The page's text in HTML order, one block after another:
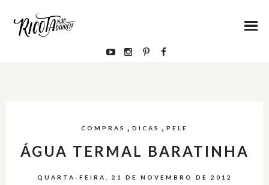
COMPRAS , DICAS , PELE
ÁGUA TERMAL BARATINHA
QUARTA-FEIRA, 21 DE NOVEMBRO DE 2012